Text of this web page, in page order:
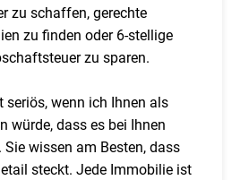
zu schaffen, gerechte
zu finden oder 6-stellige
zu sparen.
seriös, wenn ich Ihnen als
würde, dass es bei Ihnen
wissen am Besten, dass
steckt. Jede Immobilie ist